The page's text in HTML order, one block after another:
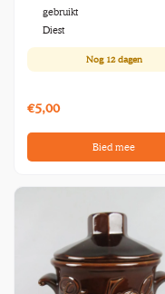
gebruikt
Diest
Nog 12 dagen
€5,00
Bied mee